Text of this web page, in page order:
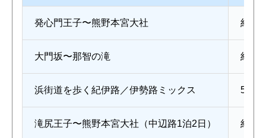
発心門王子〜熊野本宮大社 約
大門坂〜那智の滝 約
浜街道を歩く紀伊路／伊勢路ミックス 5〜
滝尻王子〜熊野本宮大社（中辺路1泊2日） 約